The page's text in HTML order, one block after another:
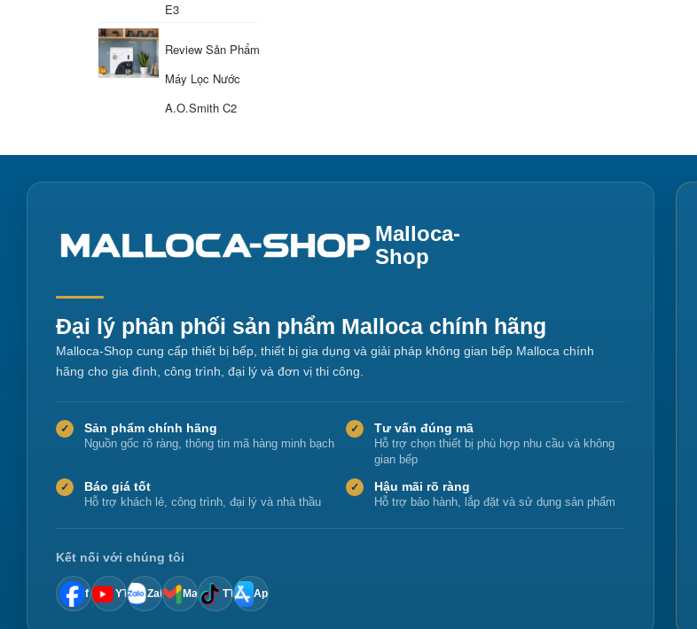
E3
Review Sản Phẩm
Máy Lọc Nước
A.O.Smith C2
Malloca-
Shop
Đại lý phân phối sản phẩm Malloca chính hãng
Malloca-Shop cung cấp thiết bị bếp, thiết bị gia dụng và giải pháp không gian bếp Malloca chính
hãng cho gia đình, công trình, đại lý và đơn vị thi công.
✓ Sản phẩm chính hãng
Nguồn gốc rõ ràng, thông tin mã hàng minh bạch
✓ Tư vấn đúng mã
Hỗ trợ chọn thiết bị phù hợp nhu cầu và không
gian bếp
✓ Báo giá tốt
Hỗ trợ khách lẻ, công trình, đại lý và nhà thầu
✓ Hậu mãi rõ ràng
Hỗ trợ bảo hành, lắp đặt và sử dụng sản phẩm
Kết nối với chúng tôi
f YT Zalo Mail TT App